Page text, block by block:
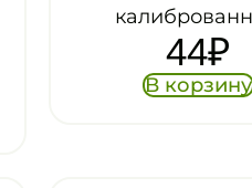
44₽
В корзину